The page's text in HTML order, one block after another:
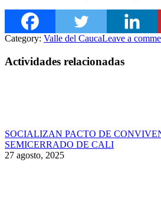
Category: Valle del CaucaLeave a
Actividades relacionadas
SOCIALIZAN PACTO DE
SEMICERRADO DE CALI
27 agosto, 2025